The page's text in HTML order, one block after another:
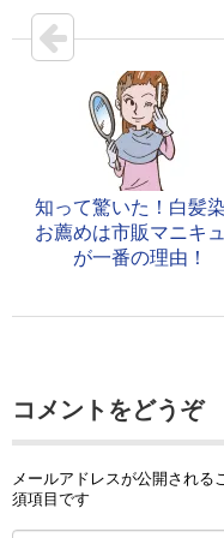
知って驚いた！白髪
お薦めは市販マニキ
が一番の理由！
コメントをどうぞ
メールアドレスが公開される
須項目です